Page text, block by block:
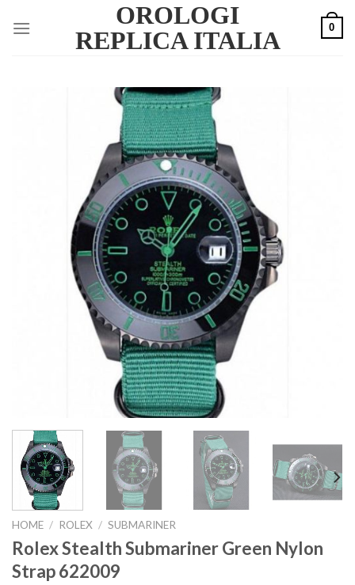
OROLOGI
REPLICA ITALIA
0
HOME / ROLEX / SUBMARINER
Rolex Stealth Submariner Green Nylon
Strap 622009